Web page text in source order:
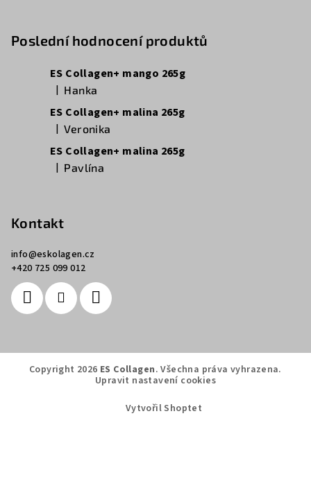
Poslední hodnocení produktů
ES Collagen+ mango 265g
Hodnocení produktu je 5 z 5 hvězdiček.
Hanka
ES Collagen+ malina 265g
Hodnocení produktu je 5 z 5 hvězdiček.
Veronika
ES Collagen+ malina 265g
Hodnocení produktu je 5 z 5 hvězdiček.
Pavlína
Kontakt
info@eskolagen.cz
+420 725 099 012
Copyright 2026 ES Collagen. Všechna práva vyhrazena.
Upravit nastavení cookies
Vytvořil Shoptet